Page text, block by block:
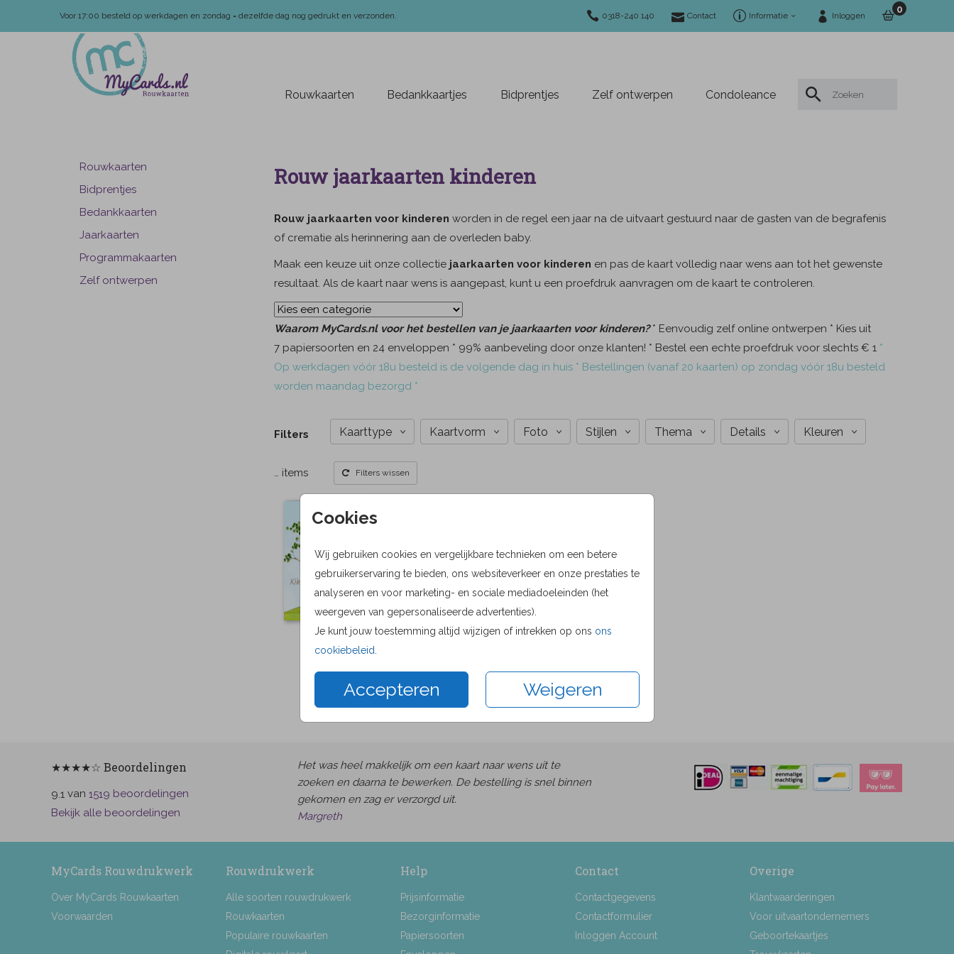
Voor 17:00 besteld op werkdagen en zondag = dezelfde dag nog gedrukt en verzonden. 0318-240 140 Contact Informatie Inloggen
0
Rouwkaarten Bedankkaartjes Bidprentjes Zelf ontwerpen Condoleance
Cookies
Wij gebruiken cookies en vergelijkbare technieken om een betere
gebruikerservaring te bieden, ons websiteverkeer en onze prestaties te
analyseren en voor marketing- en sociale mediadoeleinden (het
weergeven van gepersonaliseerde advertenties).
Je kunt jouw toestemming altijd wijzigen of intrekken op ons ons
cookiebeleid
Accepteren Weigeren
Rouwkaarten
Bidprentjes
Bedankkaarten
Jaarkaarten
Programmakaarten
Zelf ontwerpen
Rouw jaarkaarten kinderen
Rouw jaarkaarten voor kinderen worden in de regel een jaar na de uitvaart gestuurd naar de gasten van de begrafenis
of crematie als herinnering aan de overleden baby.
Maak een keuze uit onze collectie jaarkaarten voor kinderen en pas de kaart volledig naar wens aan tot het gewenste
resultaat. Als de kaart naar wens is aangepast, kunt u een proefdruk aanvragen om de kaart te controleren.
Waarom MyCards.nl voor het bestellen van je jaarkaarten voor kinderen?* Eenvoudig zelf online ontwerpen * Kies uit
7 papiersoorten en 24 enveloppen * 99% aanbeveling door onze klanten! * Bestel een echte proefdruk voor slechts € 1 *
Op werkdagen vóór 18u besteld is de volgende dag in huis * Bestellingen (vanaf 20 kaarten) op zondag vóór 18u besteld
worden maandag bezorgd *
Filters Kaarttype Kaartvorm Foto Stijlen Thema Details Kleuren
… items Filters wissen
★★★★☆ Beoordelingen
9.1 van 1519 beoordelingen
Bekijk alle beoordelingen
Het was heel makkelijk om een kaart naar wens uit te
zoeken en daarna te bewerken. De bestelling is snel binnen
gekomen en zag er verzorgd uit.
Margreth
MyCards Rouwdrukwerk
Over MyCards Rouwkaarten
Voorwaarden
Rouwdrukwerk
Alle soorten rouwdrukwerk
Rouwkaarten
Populaire rouwkaarten
Help
Prijsinformatie
Bezorginformatie
Papiersoorten
Contact
Contactgegevens
Contactformulier
Inloggen Account
Overige
Klantwaarderingen
Voor uitvaartondernemers
Geboortekaartjes